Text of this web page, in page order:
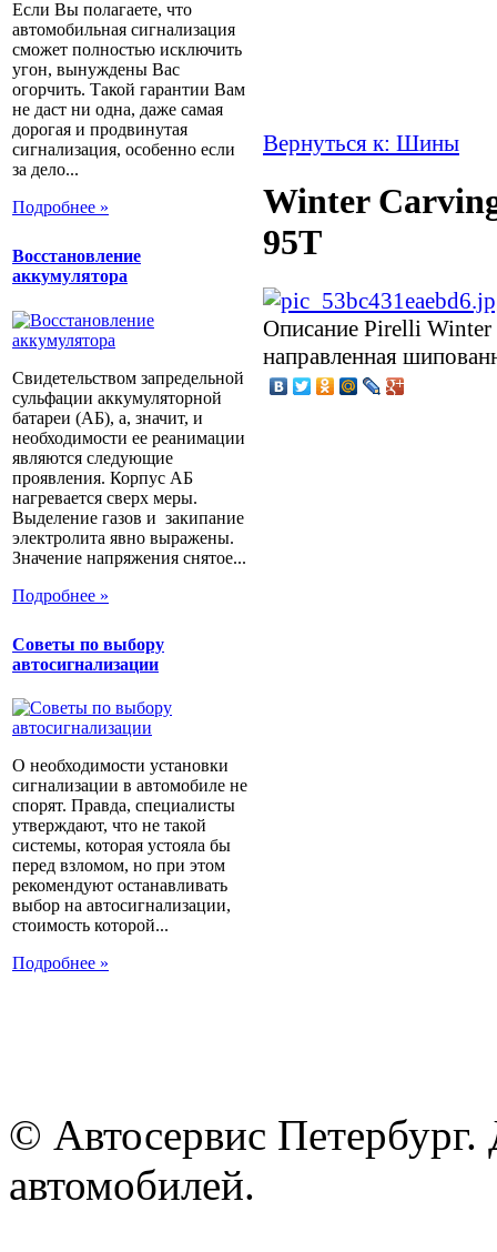
Если Вы полагаете, что
автомобильная сигнализация
сможет полностью исключить
угон, вынуждены Вас
огорчить. Такой гарантии Вам
не даст ни одна, даже самая
дорогая и продвинутая
сигнализация, особенно если
за дело...
Подробнее »
Восстановление
аккумулятора
Свидетельством запредельной
сульфации аккумуляторной
батареи (АБ), а, значит, и
необходимости ее реанимации
являются следующие
проявления. Корпус АБ
нагревается сверх меры.
Выделение газов и закипание
электролита явно выражены.
Значение напряжения снятое...
Подробнее »
Советы по выбору
автосигнализации
О необходимости установки
сигнализации в автомобиле не
спорят. Правда, специалисты
утверждают, что не такой
системы, которая устояла бы
перед взломом, но при этом
рекомендуют останавливать
выбор на автосигнализации,
стоимость которой...
Подробнее »
Вернуться к: Шины
Winter
95T
Описание Pirelli Winter
направленная
© Автосервис
автомобилей.